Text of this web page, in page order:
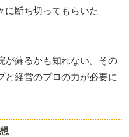
に断ち切ってもらいた
が蘇るかも知れない。その
と経営のプロの力が必要に